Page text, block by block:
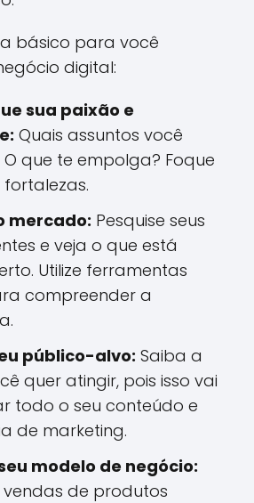
básico para você
digital:
sua paixão e
Quais assuntos você
que te empolga? Foque
fortalezas.
mercado: Pesquise seus
e veja o que está
Utilize ferramentas
compreender a
público-alvo: Saiba a
quer atingir, pois isso vai
todo o seu conteúdo e
de marketing.
modelo de negócio:
vendas de produtos